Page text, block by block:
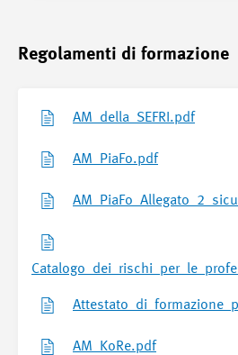
Regolamenti di formazione
AM_della_SEFRI.pdf
AM_PiaFo.pdf
AM_KoRe.pdf